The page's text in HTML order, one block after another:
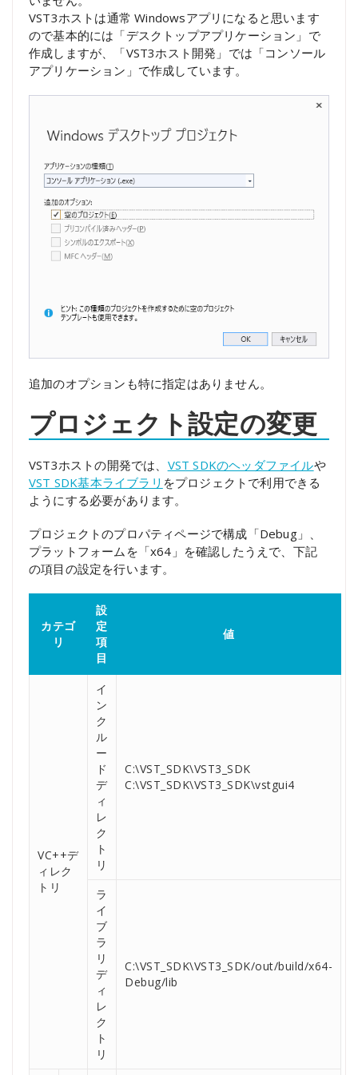
VST3ホストは通常 Windowsアプリになると思います
ので基本的には「デスクトップアプリケーション」で
作成しますが、「VST3ホスト開発」では「コンソール
アプリケーション」で作成しています。
追加のオプションも特に指定はありません。
プロジェクト設定の変更
VST3ホストの開発では、 VST SDKのヘッダファイルや
VST SDK基本ライブラリ をプロジェクトで利用できる
ようにする必要があります。
プロジェクトのプロパティページで構成「Debug」、
プラットフォームを「x64」を確認したうえで、下記
の項目の設定を行います。
カテゴ
リ
設
定
項
目
値
VC++デ
ィレク
トリ
イ
ン
ク
ル
ー
ド
デ
ィ
レ
ク
ト
リ
C:\VST_SDK\VST3_SDK
C:\VST_SDK\VST3_SDK\vstgui4
ラ
イ
ブ
ラ
リ
デ
ィ
レ
ク
ト
リ
C:\VST_SDK\VST3_SDK/out/build/x64-
Debug/lib